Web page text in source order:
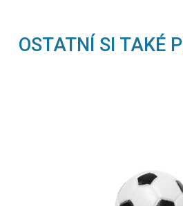
OSTATNÍ SI TAKÉ